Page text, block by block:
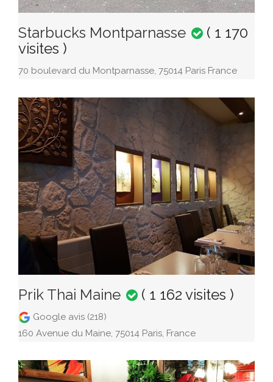
Starbucks Montparnasse
( 1 170
visites )
70 boulevard du Montparnasse, 75014 Paris France
Prik Thai Maine ( 1 162 visites )
Google avis (218)
160 Avenue du Maine, 75014 Paris, France